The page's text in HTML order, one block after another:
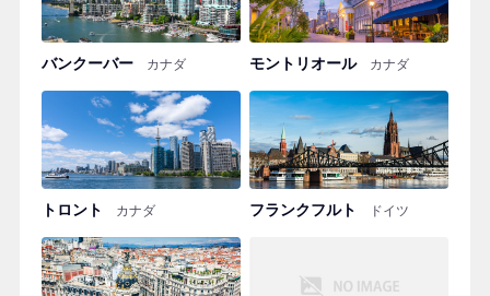
バンクーバー カナダ モントリオール カナダ
トロント カナダ フランクフルト ドイツ